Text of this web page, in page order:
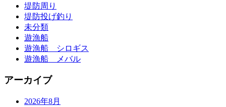
堤防周り
堤防投げ釣り
未分類
遊漁船
遊漁船 シロギス
遊漁船 メバル
アーカイブ
2026年8月